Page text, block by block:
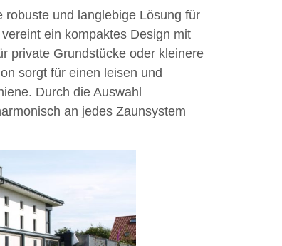
und langlebige Lösung für
ein kompaktes Design mit
private Grundstücke oder kleinere
sorgt für einen leisen und
Durch die Auswahl
an jedes Zaunsystem